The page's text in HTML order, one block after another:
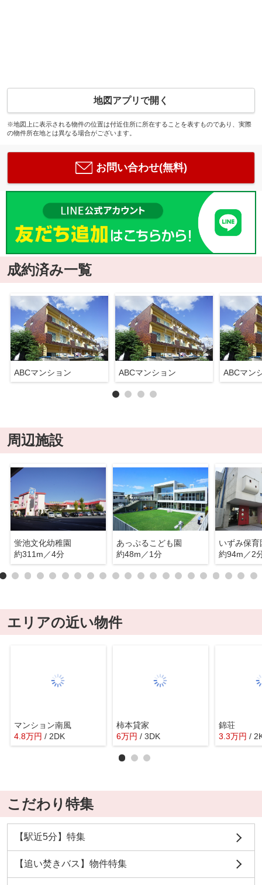
地図アプリで開く
※地図上に表示される物件の位置は付近住所に所在することを表すものであり、実際
の物件所在地とは異なる場合がございます。
お問い合わせ(無料)
成約済み一覧
ABCマンション ABCマンション ABCマン
周辺施設
蛍池文化幼稚園
約311m／4分
あっぷるこども園
約48m／1分
いずみ保育
約94m／2
エリアの近い物件
マンション南風
4.8万円 / 2DK
柿本貸家
6万円 / 3DK
錦荘
3.3万円 /
こだわり特集
【駅近5分】特集
【追い焚きバス】物件特集